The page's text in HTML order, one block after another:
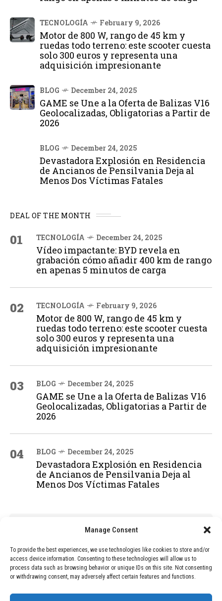
Manage Consent
To provide the best experiences, we use technologies like cookies to store and/or
access device information. Consenting to these technologies will allow us to
process data such as browsing behavior or unique IDs on this site. Not consenting
or withdrawing consent, may adversely affect certain features and functions.
TECNOLOGÍA February 9, 2026
Motor de 800 W, rango de 45 km y
ruedas todo terreno: este scooter cuesta
solo 300 euros y representa una
adquisición impresionante
BLOG December 24, 2025
GAME se Une a la Oferta de Balizas V16
Geolocalizadas, Obligatorias a Partir de
2026
BLOG December 24, 2025
Devastadora Explosión en Residencia
de Ancianos de Pensilvania Deja al
Menos Dos Víctimas Fatales
DEAL OF THE MONTH
01 TECNOLOGÍA December 24, 2025
Vídeo impactante: BYD revela en
grabación cómo añadir 400 km de rango
en apenas 5 minutos de carga
02 TECNOLOGÍA February 9, 2026
Motor de 800 W, rango de 45 km y
ruedas todo terreno: este scooter cuesta
solo 300 euros y representa una
adquisición impresionante
03 BLOG December 24, 2025
GAME se Une a la Oferta de Balizas V16
Geolocalizadas, Obligatorias a Partir de
2026
04 BLOG December 24, 2025
Devastadora Explosión en Residencia
de Ancianos de Pensilvania Deja al
Menos Dos Víctimas Fatales